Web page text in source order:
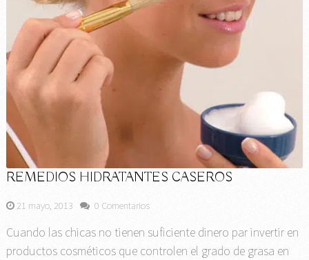
REMEDIOS HIDRATANTES CASEROS
21 mayo, 2013 0 Comentarios
Cuando las chicas no tienen suficiente dinero par invertir en
productos cosméticos que controlen el grado de grasa en